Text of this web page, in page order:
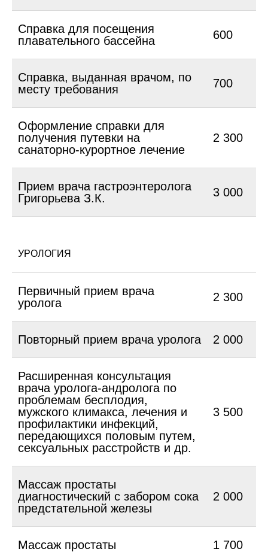
Справка для посещения
плавательного бассейна
600
Справка, выданная врачом, по
месту требования
700
Оформление справки для
получения путевки на
санаторно-курортное лечение
2 300
Прием врача гастроэнтеролога
Григорьева З.К.
3 000
УРОЛОГИЯ
Первичный прием врача
уролога
2 300
Повторный прием врача уролога 2 000
Расширенная консультация
врача уролога-андролога по
проблемам бесплодия,
мужского климакса, лечения и
профилактики инфекций,
передающихся половым путем,
сексуальных расстройств и др.
3 500
Массаж простаты
диагностический с забором сока
предстательной железы
2 000
Массаж простаты 1 700